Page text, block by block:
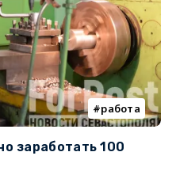
работа
заработать 100